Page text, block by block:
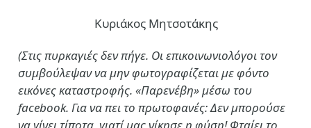
Κυριάκος Μητσοτάκης
(Στις πυρκαγιές δεν πήγε. Οι επικοινωνιολόγοι τον
συμβούλεψαν να μην φωτογραφίζεται με φόντο
εικόνες καταστροφής. «Παρενέβη» μέσω του
facebook. Για να πει το πρωτοφανές: Δεν μπορούσε
να γίνει τίποτα, γιατί μας νίκησε η φύση! Φταίει το